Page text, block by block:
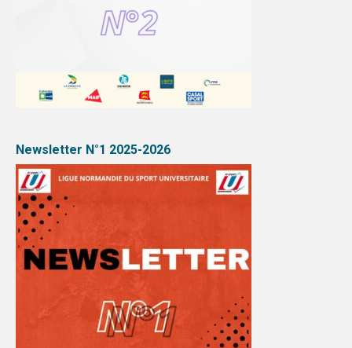
Newsletter N°1 2025-2026